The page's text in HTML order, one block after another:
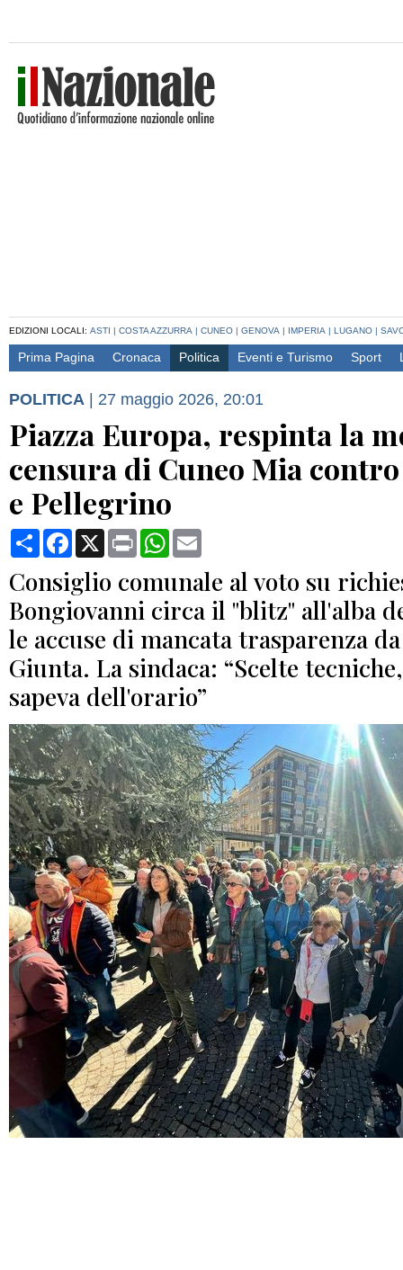
EDIZIONI LOCALI: ASTI | COSTA AZZURRA | CUNEO | GENOVA | IMPERIA | LUGANO |
Prima Pagina Cronaca Politica Eventi e Turismo Sport
POLITICA | 27 maggio 2026, 20:01
Piazza Europa, respinta la
censura di Cuneo Mia
e Pellegrino
CondividiFacebook
X Print WhatsApp
Consiglio comunale al voto su
Bongiovanni circa il "blitz" all'alba
le accuse di mancata trasparenza
Giunta. La sindaca: “Scelte
sapeva dell'orario”